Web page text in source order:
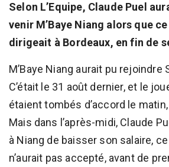
Selon L’Equipe, Claude Puel
venir M’Baye Niang alors que
dirigeait à Bordeaux, en fin de
M’Baye Niang aurait pu rejoindre
C’était le 31 août dernier, et le
étaient tombés d’accord le matin,
Mais dans l’après-midi, Claude
à Niang de baisser son salaire,
n’aurait pas accepté, avant de